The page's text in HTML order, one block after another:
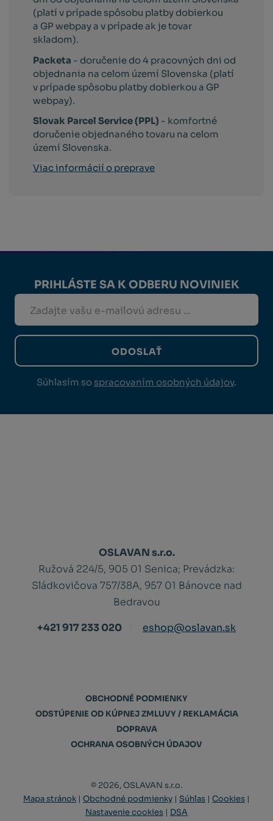
(platí v prípade spôsobu platby dobierkou
a GP webpay a v prípade ak je tovar
skladom).
Packeta - doručenie do 4 pracovných dni od
objednania na celom území Slovenska (platí
v prípade spôsobu platby dobierkou a GP
webpay).
Slovak Parcel Service (PPL) - komfortné
doručenie objednaného tovaru na celom
území Slovenska.
Viac informácií o preprave
PRIHLÁSTE SA K ODBERU NOVINIEK
ODOSLAŤ
Súhlasím so spracovaním osobných údajov.
OSLAVAN s.r.o.
Ružová 224/5, 905 01 Senica; Prevádzka:
Sládkovičova 757/38A, 957 01 Bánovce nad
Bedravou
+421 917 233 020
eshop@oslavan.sk
OBCHODNÉ PODMIENKY
ODSTÚPENIE OD KÚPNEJ ZMLUVY / REKLAMÁCIA
DOPRAVA
OCHRANA OSOBNÝCH ÚDAJOV
© 2026, OSLAVAN s.r.o.
Mapa stránok | Obchodné podmienky | Súhlas | Cookies |
Nastavenie cookies | DSA